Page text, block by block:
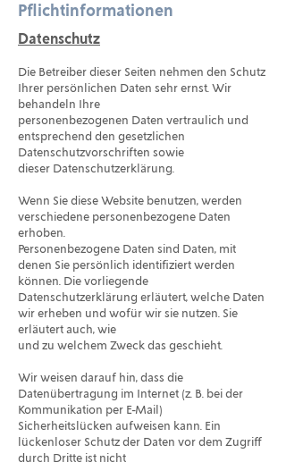
Pflichtinformationen
Datenschutz
Die Betreiber dieser Seiten nehmen den Schutz
Ihrer persönlichen Daten sehr ernst. Wir
behandeln Ihre
personenbezogenen Daten vertraulich und
entsprechend den gesetzlichen
Datenschutzvorschriften sowie
dieser Datenschutzerklärung.
Wenn Sie diese Website benutzen, werden
verschiedene personenbezogene Daten
erhoben.
Personenbezogene Daten sind Daten, mit
denen Sie persönlich identifiziert werden
können. Die vorliegende
Datenschutzerklärung erläutert, welche Daten
wir erheben und wofür wir sie nutzen. Sie
erläutert auch, wie
und zu welchem Zweck das geschieht.
Wir weisen darauf hin, dass die
Datenübertragung im Internet (z. B. bei der
Kommunikation per E-Mail)
Sicherheitslücken aufweisen kann. Ein
lückenloser Schutz der Daten vor dem Zugriff
durch Dritte ist nicht